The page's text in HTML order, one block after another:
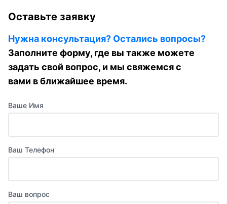
Оставьте заявку
Нужна консультация? Остались вопросы?
Заполните форму, где вы также можете
задать свой вопрос, и мы свяжемся с
вами в ближайшее время.
Ваше Имя
Ваш Телефон
Ваш вопрос